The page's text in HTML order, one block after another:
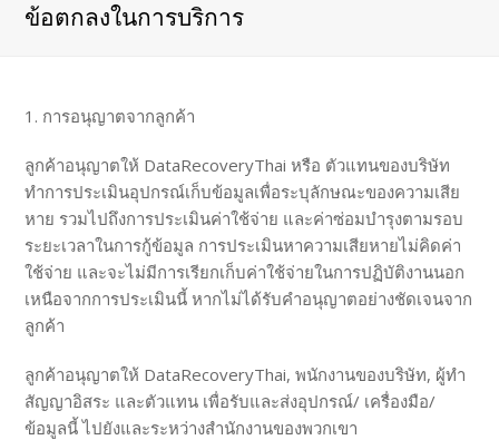
ข้อตกลงในการบริการ
1. การอนุญาตจากลูกค้า
ลูกค้าอนุญาตให้ DataRecoveryThai หรือ ตัวแทนของบริษัท
ทำการประเมินอุปกรณ์เก็บข้อมูลเพื่อระบุลักษณะของความเสีย
หาย รวมไปถึงการประเมินค่าใช้จ่าย และค่าซ่อมบำรุงตามรอบ
ระยะเวลาในการกู้ข้อมูล การประเมินหาความเสียหายไม่คิดค่า
ใช้จ่าย และจะไม่มีการเรียกเก็บค่าใช้จ่ายในการปฏิบัติงานนอก
เหนือจากการประเมินนี้ หากไม่ได้รับคำอนุญาตอย่างชัดเจนจาก
ลูกค้า
ลูกค้าอนุญาตให้ DataRecoveryThai, พนักงานของบริษัท, ผู้ทำ
สัญญาอิสระ และตัวแทน เพื่อรับและส่งอุปกรณ์/ เครื่องมือ/
ข้อมูลนี้ ไปยังและระหว่างสำนักงานของพวกเขา